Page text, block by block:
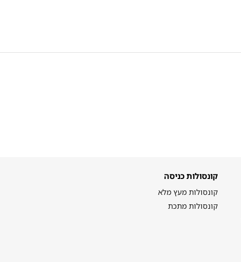
קונסולות כניסה
קונסולות מעץ מלא
קונסולות מתכת